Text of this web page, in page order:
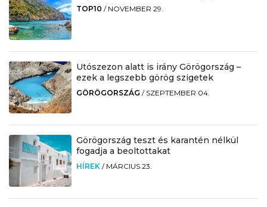
TOP10 / NOVEMBER 29.
Utószezon alatt is irány Görögország –
ezek a legszebb görög szigetek
GÖRÖGORSZÁG / SZEPTEMBER 04.
Görögország teszt és karantén nélkül
fogadja a beoltottakat
HÍREK / MÁRCIUS 23.